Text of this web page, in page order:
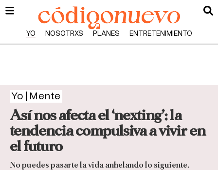
YO NOSOTRXS PLANES ENTRETENIMIENTO
Yo Mente
Así nos afecta el ‘nexting’: la
tendencia compulsiva a vivir en
el futuro
No puedes pasarte la vida anhelando lo siguiente.